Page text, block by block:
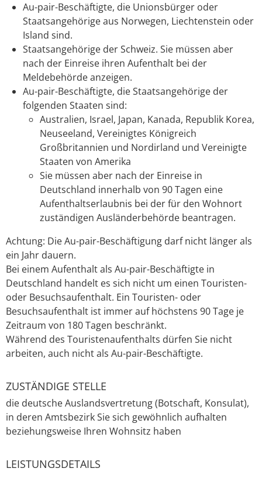
Au-pair-Beschäftigte, die Unionsbürger oder
Staatsangehörige aus Norwegen, Liechtenstein oder
Island sind.
Staatsangehörige der Schweiz. Sie müssen aber
nach der Einreise ihren Aufenthalt bei der
Meldebehörde anzeigen.
Au-pair-Beschäftigte, die Staatsangehörige der
folgenden Staaten sind:
Australien, Israel, Japan, Kanada, Republik Korea,
Neuseeland, Vereinigtes Königreich
Großbritannien und Nordirland und Vereinigte
Staaten von Amerika
Sie müssen aber nach der Einreise in
Deutschland innerhalb von 90 Tagen eine
Aufenthaltserlaubnis bei der für den Wohnort
zuständigen Ausländerbehörde beantragen.
Achtung: Die Au-pair-Beschäftigung darf nicht länger als
ein Jahr dauern.
Bei einem Aufenthalt als Au-pair-Beschäftigte in
Deutschland handelt es sich nicht um einen Touristen-
oder Besuchsaufenthalt. Ein Touristen- oder
Besuchsaufenthalt ist immer auf höchstens 90 Tage je
Zeitraum von 180 Tagen beschränkt.
Während des Touristenaufenthalts dürfen Sie nicht
arbeiten, auch nicht als Au-pair-Beschäftigte.
ZUSTÄNDIGE STELLE
die deutsche Auslandsvertretung (Botschaft, Konsulat),
in deren Amtsbezirk Sie sich gewöhnlich aufhalten
beziehungsweise Ihren Wohnsitz haben
LEISTUNGSDETAILS